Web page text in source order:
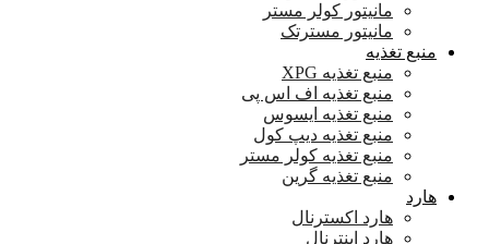
مانیتور کولر مستر
مانیتور مسترتک
منبع تغذیه
منبع تغذیه XPG
منبع تغذیه اف اس پی
منبع تغذیه ایسوس
منبع تغذیه دیپ کول
منبع تغذیه کولر مستر
منبع تغذیه گرین
هارد
هارد اکسترنال
هارد اینترنال